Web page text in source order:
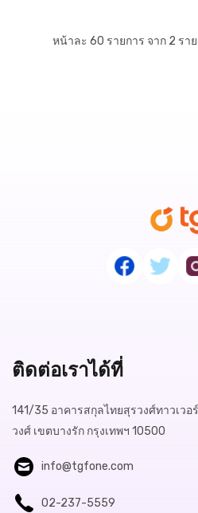
หน้าละ 60 รายการ จาก 2 รา
ติดต่อเราได้ที่
141/35 อาคารสกุลไทยสุรวงศ์ทาวเว
วงศ์ เขตบางรัก กรุงเทพฯ 10500
info@tgfone.com
02-237-5559